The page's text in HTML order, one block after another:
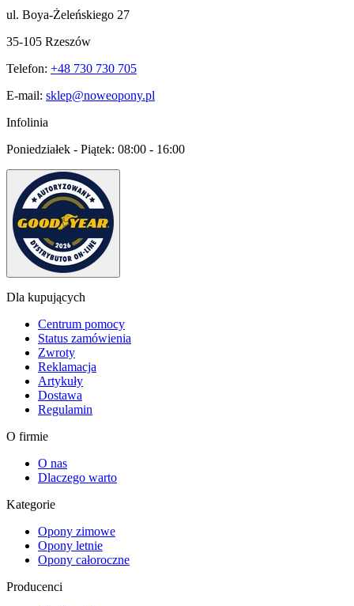
ul. Boya-Żeleńskiego 27
35-105 Rzeszów
Telefon: +48 730 730 705
E-mail: sklep@noweopony.pl
Infolinia
Poniedziałek - Piątek: 08:00 - 16:00
Dla kupujących
Centrum pomocy
Status zamówienia
Zwroty
Reklamacja
Artykuły
Dostawa
Regulamin
O firmie
O nas
Dlaczego warto
Kategorie
Opony zimowe
Opony letnie
Opony całoroczne
Producenci